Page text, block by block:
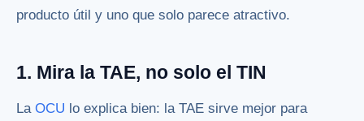
producto útil y uno que solo parece atractivo.
1. Mira la TAE, no solo el TIN
La OCU lo explica bien: la TAE sirve mejor para